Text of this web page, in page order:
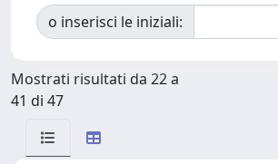
o inserisci le iniziali:
Mostrati risultati da 22 a
41 di 47